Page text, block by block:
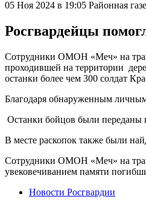
05 Ноя 2024 в 19:05 Районная
Росгвардейцы
Сотрудники ОМОН «Меч» на
проходившей на территории
останки более чем 300 солдат
Благодаря обнаруженным личным
Останки бойцов были переданы
В месте раскопок также были
Сотрудники ОМОН «Меч» на
увековечиванием памяти
Новости Росгвардии